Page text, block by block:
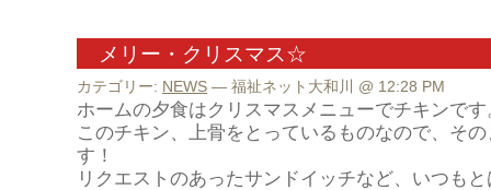
メリー・クリスマス☆
カテゴリー: NEWS — 福祉ネット大和川 @ 12:28 PM
ホームの夕食はクリスマスメニューでチキンです
このチキン、上骨をとっているものなので、そ
す！
リクエストのあったサンドイッチなど、いつも